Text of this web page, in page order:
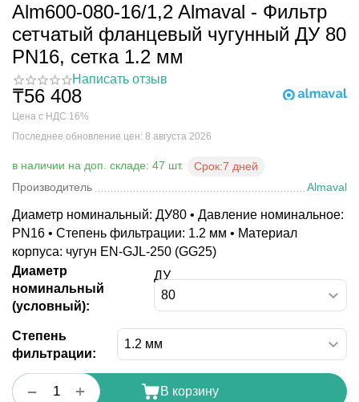
Alm600-080-16/1,2 Almaval - Фильтр
сетчатый фланцевый чугунный ДУ 80
PN16, сетка 1.2 мм
Написать отзыв
₸56 408
Цена с НДС 16%
Последнее обновление цен: 8 августа 2026
в наличии на доп. складе: 47 шт. Срок:7 дней
Производитель
Almaval
Диаметр номинальный: ДУ80 • Давление номинальное:
PN16 • Степень фильтрации: 1.2 мм • Материал
корпуса: чугун EN-GJL-250 (GG25)
Диаметр
номинальный
(условный):
ДУ
Степень
фильтрации:
+
−
В корзину